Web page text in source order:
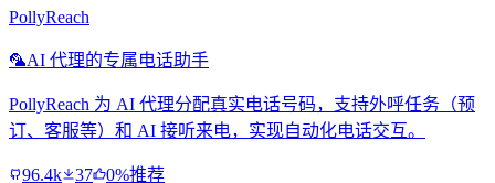
PollyReach
🦜AI 代理的专属电话助手
PollyReach 为 AI 代理分配真实电话号码，支持外呼任务（预
订、客服等）和 AI 接听来电，实现自动化电话交互。
96.4k 37 0%推荐